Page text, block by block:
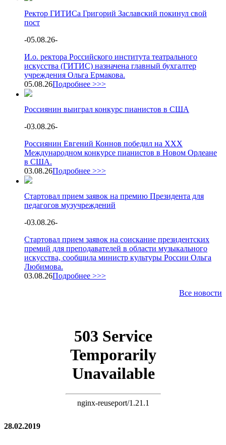
Ректор ГИТИСа Григорий Заславский покинул свой
пост
-05.08.26-
И.о. ректора Российского института театрального
искусства (ГИТИС) назначена главный бухгалтер
учреждения Ольга Ермакова.
05.08.26Подробнее >>>
Россиянин выиграл конкурс пианистов в США
-03.08.26-
Россиянин Евгений Коннов победил на XXX
Международном конкурсе пианистов в Новом Орлеане
в США.
03.08.26Подробнее >>>
Стартовал прием заявок на премию Президента для
педагогов музучреждений
-03.08.26-
Стартовал прием заявок на соискание президентских
премий для преподавателей в области музыкального
искусства, сообщила министр культуры России Ольга
Любимова.
03.08.26Подробнее >>>
Все новости
28.02.2019